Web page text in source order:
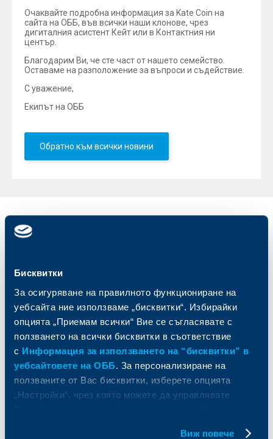
Бисквитки
За осигуряване на правилното функциониране на
уебсайта ние използваме „бисквитки“. Избирайки
опцията „Приемам всички“ Вие се съгласявате с
ползването на всички бисквитки в съответствие
с Информация за използването на “бисквитки” в
уебсайтовете на ОББ. За персонализиране на
ползваните от Вас бисквитки, изберете опцията
„Настройки“, чрез която можете да управлявате
Виж повече
Очаквайте подробна информация за Kate Coin на
сайта на ОББ, във всички наши клонове, чрез
дигиталния асистент Кейт или в Контактния ни
център.
Благодарим Ви, че сте част от нашето семейство.
Оставаме на разположение за въпроси и съдействие.
С уважение,
Екипът на ОББ
Обратно към всички новини
Индивидуални
клиенти
Сметки и плащания
Кредити
Спестявания и инвестиции
Частно банкиране
Застраховки
Актуализация на клиентски данни
Търговско финансиране
ПОС терминали
Пазари, инвестиционно банкиране
Финансови институции и суверени
За ОББ Групата на KBC